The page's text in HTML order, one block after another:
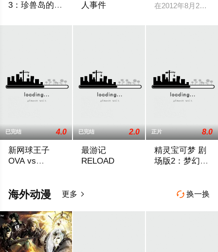
3：珍兽岛的乔
人事件
在2012年8月27日
已完结 4.0
新网球王子
OVA vs
已完结 2.0
最游记
RELOAD
正片 8.0
精灵宝可梦 剧
场版2：梦幻的
 换一换
海外动漫 更多 